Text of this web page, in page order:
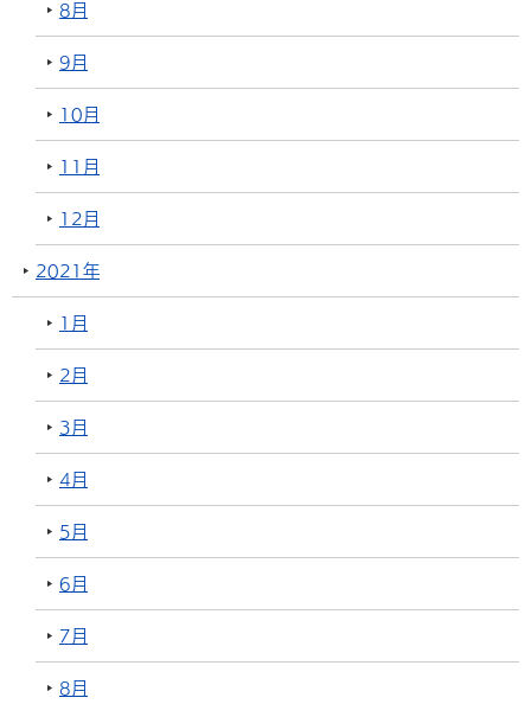
8月
9月
10月
11月
12月
2021年
1月
2月
3月
4月
5月
6月
7月
8月